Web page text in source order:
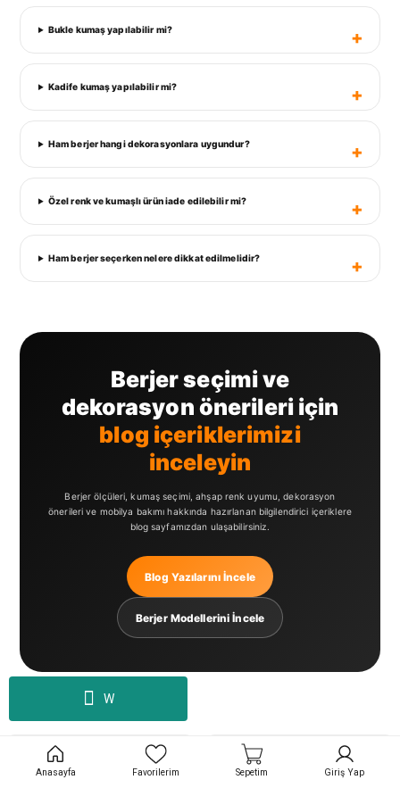
W
Bukle kumaş yapılabilir mi?
Kadife kumaş yapılabilir mi?
Ham berjer hangi dekorasyonlara uygundur?
Özel renk ve kumaşlı ürün iade edilebilir mi?
Ham berjer seçerken nelere dikkat edilmelidir?
Berjer seçimi ve
dekorasyon önerileri için
blog içeriklerimizi
inceleyin
Berjer ölçüleri, kumaş seçimi, ahşap renk uyumu, dekorasyon
önerileri ve mobilya bakımı hakkında hazırlanan bilgilendirici içeriklere
blog sayfamızdan ulaşabilirsiniz.
Blog Yazılarını İncele
Berjer Modellerini İncele
Anasayfa Favorilerim Sepetim Giriş Yap